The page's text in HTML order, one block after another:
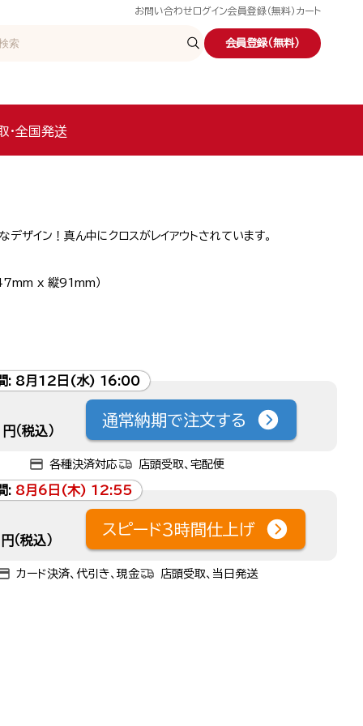
お問い合わせ ログイン会員登録（無料） カート
会員登録（無料）
・全国発送
デザイン！真ん中にクロスがレイアウトされています。
47mm x 縦91mm）
: 8月12日(水) 16:00
円（税込）
通常納期で注文する
各種決済対応 店頭受取、宅配便
: 8月6日(木) 12:55
円（税込）
スピード3時間仕上げ
カード決済、代引き、現金 店頭受取、当日発送